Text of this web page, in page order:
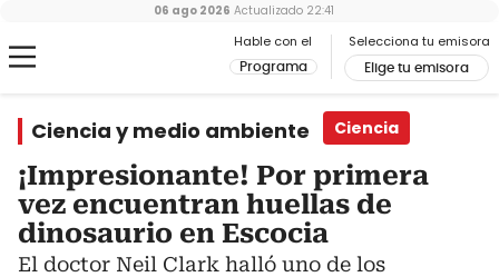
Hable con el
Programa
Selecciona tu emisora
Elige tu emisora
06 ago 2026 Actualizado 22:41
Ciencia y medio ambiente Ciencia
¡Impresionante! Por primera
vez encuentran huellas de
dinosaurio en Escocia
El doctor Neil Clark halló uno de los